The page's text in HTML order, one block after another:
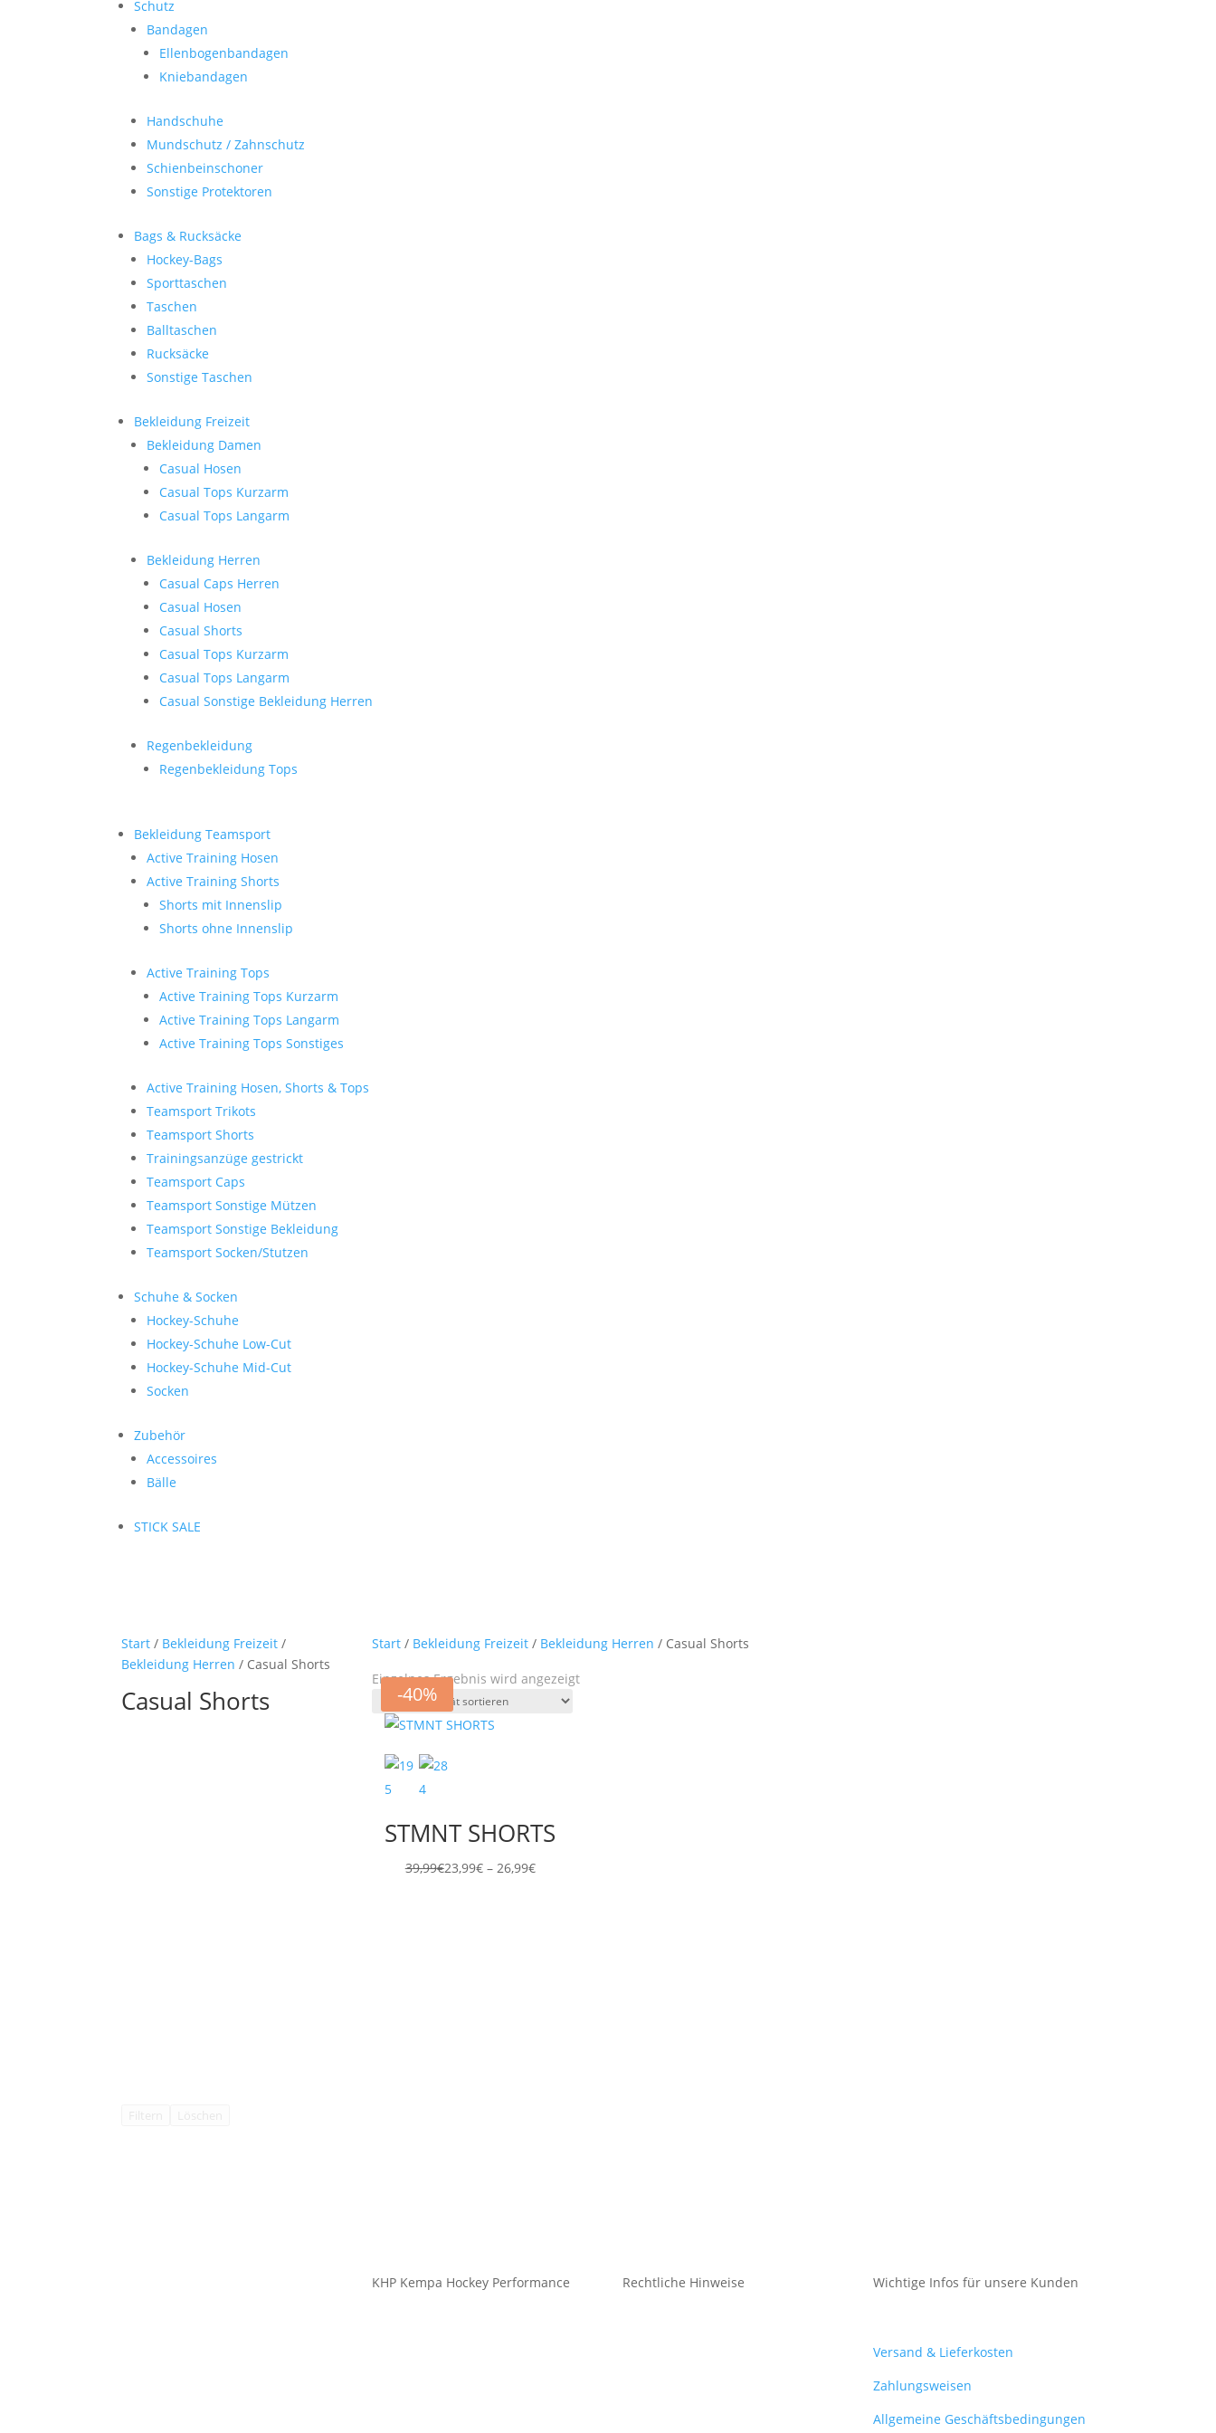
Schutz
Bandagen
Ellenbogenbandagen
Kniebandagen
Handschuhe
Mundschutz / Zahnschutz
Schienbeinschoner
Sonstige Protektoren
Bags & Rucksäcke
Hockey-Bags
Sporttaschen
Taschen
Balltaschen
Rucksäcke
Sonstige Taschen
Bekleidung Freizeit
Bekleidung Damen
Casual Hosen
Casual Tops Kurzarm
Casual Tops Langarm
Bekleidung Herren
Casual Caps Herren
Casual Hosen
Casual Shorts
Casual Tops Kurzarm
Casual Tops Langarm
Casual Sonstige Bekleidung Herren
Regenbekleidung
Regenbekleidung Tops
Bekleidung Teamsport
Active Training Hosen
Active Training Shorts
Shorts mit Innenslip
Shorts ohne Innenslip
Active Training Tops
Active Training Tops Kurzarm
Active Training Tops Langarm
Active Training Tops Sonstiges
Active Training Hosen, Shorts & Tops
Teamsport Trikots
Teamsport Shorts
Trainingsanzüge gestrickt
Teamsport Caps
Teamsport Sonstige Mützen
Teamsport Sonstige Bekleidung
Teamsport Socken/Stutzen
Schuhe & Socken
Hockey-Schuhe
Hockey-Schuhe Low-Cut
Hockey-Schuhe Mid-Cut
Socken
Zubehör
Accessoires
Bälle
STICK SALE
Start / Bekleidung Freizeit /
Bekleidung Herren / Casual Shorts
Casual Shorts
Start / Bekleidung Freizeit / Bekleidung Herren / Casual Shorts
Einzelnes Ergebnis wird angezeigt
-40%
STMNT SHORTS
39,99€23,99€ – 26,99€Preisspanne:
KHP Kempa Hockey Performance Rechtliche Hinweise Wichtige Infos für unsere Kunden
Versand & Lieferkosten
Zahlungsweisen
Allgemeine Geschäftsbedingungen